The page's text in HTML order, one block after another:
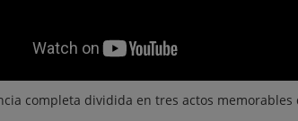
completa dividida en tres actos